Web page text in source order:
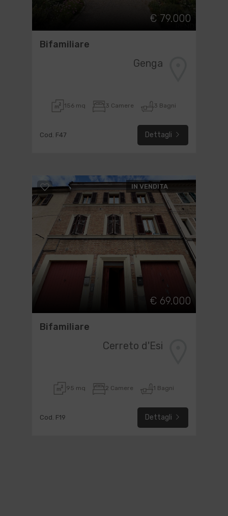
€ 79.000
Bifamiliare
Genga
156 mq 3 Camere 3 Bagni
Cod. F47 Dettagli
IN VENDITA
€ 69.000
Bifamiliare
Cerreto d'Esi
95 mq 2 Camere 1 Bagni
Cod. F19 Dettagli